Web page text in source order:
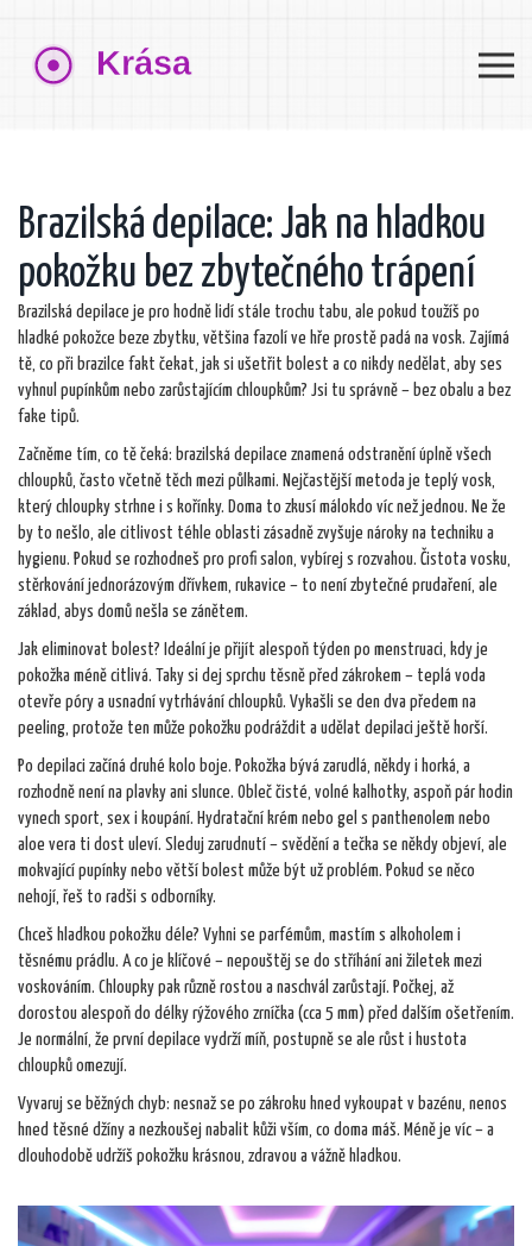
Brazilská depilace: Jak na hladkou
pokožku bez zbytečného trápení
Brazilská depilace je pro hodně lidí stále trochu tabu, ale pokud toužíš po
hladké pokožce beze zbytku, většina fazolí ve hře prostě padá na vosk. Zajímá
tě, co při brazilce fakt čekat, jak si ušetřit bolest a co nikdy nedělat, aby ses
vyhnul pupínkům nebo zarůstajícím chloupkům? Jsi tu správně – bez obalu a bez
fake tipů.
Začněme tím, co tě čeká: brazilská depilace znamená odstranění úplně všech
chloupků, často včetně těch mezi půlkami. Nejčastější metoda je teplý vosk,
který chloupky strhne i s kořínky. Doma to zkusí málokdo víc než jednou. Ne že
by to nešlo, ale citlivost téhle oblasti zásadně zvyšuje nároky na techniku a
hygienu. Pokud se rozhodneš pro profi salon, vybírej s rozvahou. Čistota vosku,
stěrkování jednorázovým dřívkem, rukavice – to není zbytečné prudaření, ale
základ, abys domů nešla se zánětem.
Jak eliminovat bolest? Ideální je přijít alespoň týden po menstruaci, kdy je
pokožka méně citlivá. Taky si dej sprchu těsně před zákrokem – teplá voda
otevře póry a usnadní vytrhávání chloupků. Vykašli se den dva předem na
peeling, protože ten může pokožku podráždit a udělat depilaci ještě horší.
Po depilaci začíná druhé kolo boje. Pokožka bývá zarudlá, někdy i horká, a
rozhodně není na plavky ani slunce. Obleč čisté, volné kalhotky, aspoň pár hodin
vynech sport, sex i koupání. Hydratační krém nebo gel s panthenolem nebo
aloe vera ti dost uleví. Sleduj zarudnutí – svědění a tečka se někdy objeví, ale
mokvající pupínky nebo větší bolest může být už problém. Pokud se něco
nehojí, řeš to radši s odborníky.
Chceš hladkou pokožku déle? Vyhni se parfémům, mastím s alkoholem i
těsnému prádlu. A co je klíčové – nepouštěj se do stříhání ani žiletek mezi
voskováním. Chloupky pak různě rostou a naschvál zarůstají. Počkej, až
dorostou alespoň do délky rýžového zrníčka (cca 5 mm) před dalším ošetřením.
Je normální, že první depilace vydrží míň, postupně se ale růst i hustota
chloupků omezují.
Vyvaruj se běžných chyb: nesnaž se po zákroku hned vykoupat v bazénu, nenos
hned těsné džíny a nezkoušej nabalit kůži vším, co doma máš. Méně je víc – a
dlouhodobě udržíš pokožku krásnou, zdravou a vážně hladkou.